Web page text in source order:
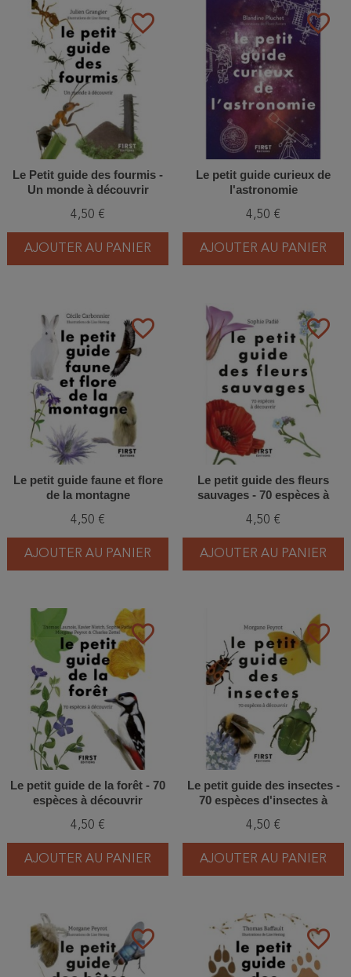
favorite_border
Le Petit guide des fourmis -
Un monde à découvrir
4,50 €
AJOUTER AU PANIER
favorite_border
Le petit guide curieux de
l'astronomie
4,50 €
AJOUTER AU PANIER
favorite_border
Le petit guide faune et flore
de la montagne
4,50 €
AJOUTER AU PANIER
favorite_border
Le petit guide des fleurs
sauvages - 70 espèces à
4,50 €
AJOUTER AU PANIER
favorite_border
Le petit guide de la forêt - 70
espèces à découvrir
4,50 €
AJOUTER AU PANIER
favorite_border
Le petit guide des insectes -
70 espèces d'insectes à
4,50 €
AJOUTER AU PANIER
favorite_border favorite_border